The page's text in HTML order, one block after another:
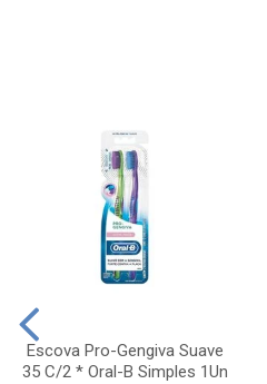
Escova Pro-Gengiva Suave
35 C/2 * Oral-B Simples 1Un